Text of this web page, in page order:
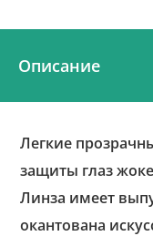
Описание
Легкие
защиты глаз
Линза имеет
окантована